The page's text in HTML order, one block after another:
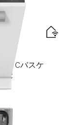
Cバスケ
°C